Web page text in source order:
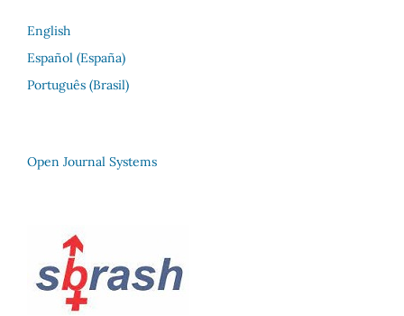
English
Español (España)
Português (Brasil)
Open Journal Systems